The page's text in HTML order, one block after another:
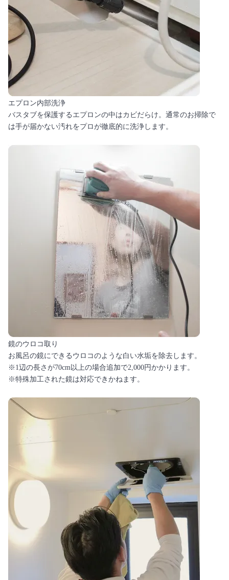
エプロン内部洗浄
バスタブを保護するエプロンの中はカビだらけ。通常のお掃除で
は手が届かない汚れをプロが徹底的に洗浄します。
鏡のウロコ取り
お風呂の鏡にできるウロコのような白い水垢を除去します。
※1辺の長さが70cm以上の場合追加で2,000円かかります。
※特殊加工された鏡は対応できかねます。